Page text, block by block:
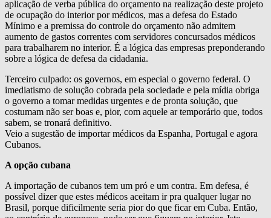
aplicação de verba pública do orçamento na realização deste projeto
de ocupação do interior por médicos, mas a defesa do Estado
Mínimo e a premissa do controle do orçamento não admitem
aumento de gastos correntes com servidores concursados médicos
para trabalharem no interior. É a lógica das empresas preponderando
sobre a lógica de defesa da cidadania.
Terceiro culpado: os governos, em especial o governo federal. O
imediatismo de solução cobrada pela sociedade e pela mídia obriga
o governo a tomar medidas urgentes e de pronta solução, que
costumam não ser boas e, pior, com aquele ar temporário que, todos
sabem, se tronará definitivo.
Veio a sugestão de importar médicos da Espanha, Portugal e agora
Cubanos.
A opção cubana
A importação de cubanos tem um pró e um contra. Em defesa, é
possível dizer que estes médicos aceitam ir pra qualquer lugar no
Brasil, porque dificilmente seria pior do que ficar em Cuba. Então,